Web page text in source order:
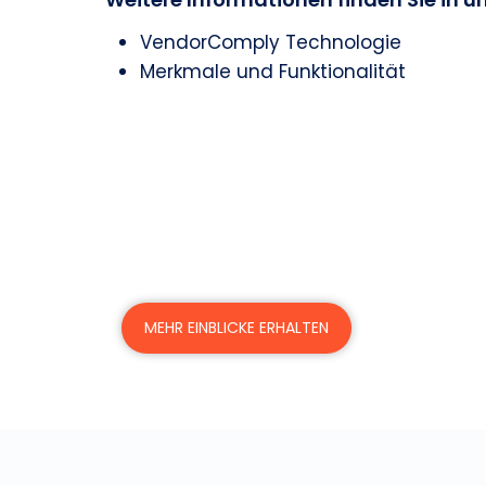
VendorComply Technologie
Merkmale und Funktionalität
MEHR EINBLICKE ERHALTEN